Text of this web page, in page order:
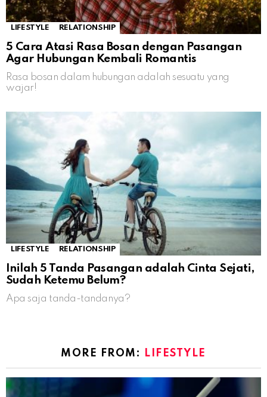
LIFESTYLE RELATIONSHIP
5 Cara Atasi Rasa Bosan dengan Pasangan
Agar Hubungan Kembali Romantis
Rasa bosan dalam hubungan adalah sesuatu yang
wajar!
LIFESTYLE RELATIONSHIP
Inilah 5 Tanda Pasangan adalah Cinta Sejati,
Sudah Ketemu Belum?
Apa saja tanda-tandanya?
MORE FROM: LIFESTYLE